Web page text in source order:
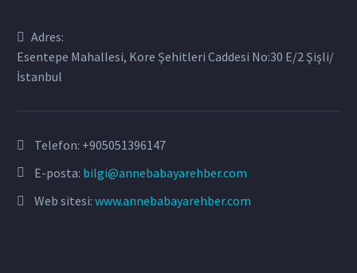
Adres:
Esentepe Mahallesi, Kore Şehitleri Caddesi No:30 E/2 Şişli/
İstanbul
Telefon: +905051396147
E-posta: bilgi@annebabayarehber.com
Web sitesi: www.annebabayarehber.com